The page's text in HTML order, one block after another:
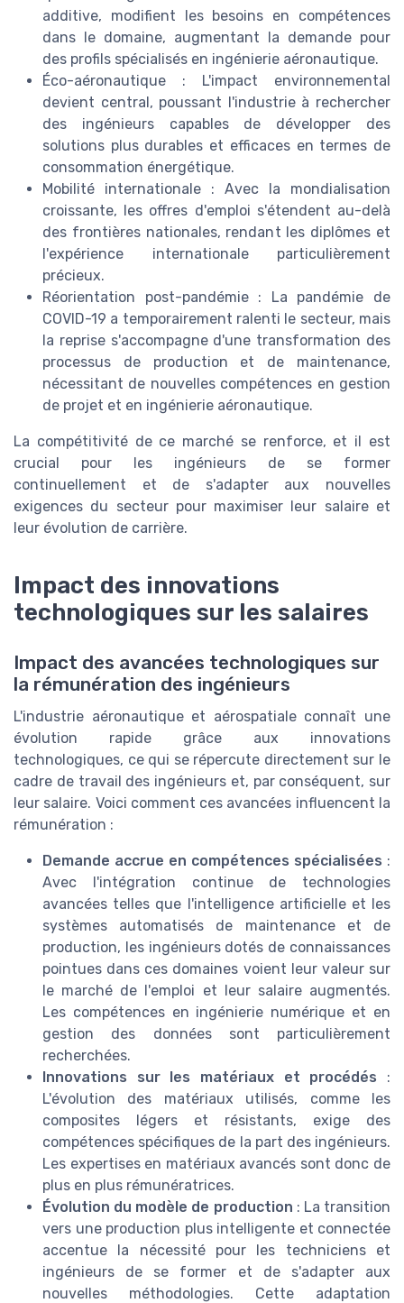
additive, modifient les besoins en compétences
dans le domaine, augmentant la demande pour
des profils spécialisés en ingénierie aéronautique.
Éco-aéronautique : L'impact environnemental
devient central, poussant l'industrie à rechercher
des ingénieurs capables de développer des
solutions plus durables et efficaces en termes de
consommation énergétique.
Mobilité internationale : Avec la mondialisation
croissante, les offres d'emploi s'étendent au-delà
des frontières nationales, rendant les diplômes et
l'expérience internationale particulièrement
précieux.
Réorientation post-pandémie : La pandémie de
COVID-19 a temporairement ralenti le secteur, mais
la reprise s'accompagne d'une transformation des
processus de production et de maintenance,
nécessitant de nouvelles compétences en gestion
de projet et en ingénierie aéronautique.
La compétitivité de ce marché se renforce, et il est
crucial pour les ingénieurs de se former
continuellement et de s'adapter aux nouvelles
exigences du secteur pour maximiser leur salaire et
leur évolution de carrière.
Impact des innovations
technologiques sur les salaires
Impact des avancées technologiques sur
la rémunération des ingénieurs
L'industrie aéronautique et aérospatiale connaît une
évolution rapide grâce aux innovations
technologiques, ce qui se répercute directement sur le
cadre de travail des ingénieurs et, par conséquent, sur
leur salaire. Voici comment ces avancées influencent la
rémunération :
Demande accrue en compétences spécialisées :
Avec l'intégration continue de technologies
avancées telles que l'intelligence artificielle et les
systèmes automatisés de maintenance et de
production, les ingénieurs dotés de connaissances
pointues dans ces domaines voient leur valeur sur
le marché de l'emploi et leur salaire augmentés.
Les compétences en ingénierie numérique et en
gestion des données sont particulièrement
recherchées.
Innovations sur les matériaux et procédés :
L'évolution des matériaux utilisés, comme les
composites légers et résistants, exige des
compétences spécifiques de la part des ingénieurs.
Les expertises en matériaux avancés sont donc de
plus en plus rémunératrices.
Évolution du modèle de production : La transition
vers une production plus intelligente et connectée
accentue la nécessité pour les techniciens et
ingénieurs de se former et de s'adapter aux
nouvelles méthodologies. Cette adaptation